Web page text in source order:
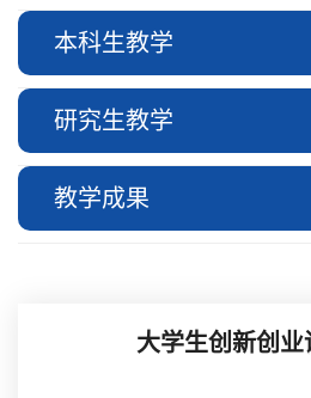
本科生教学
研究生教学
教学成果
大学生创新创业